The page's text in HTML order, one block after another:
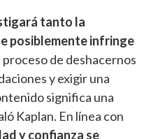
tanto la
posiblemente infringe
proceso de deshacernos
y exigir una
significa una
Kaplan. En línea con
y confianza se